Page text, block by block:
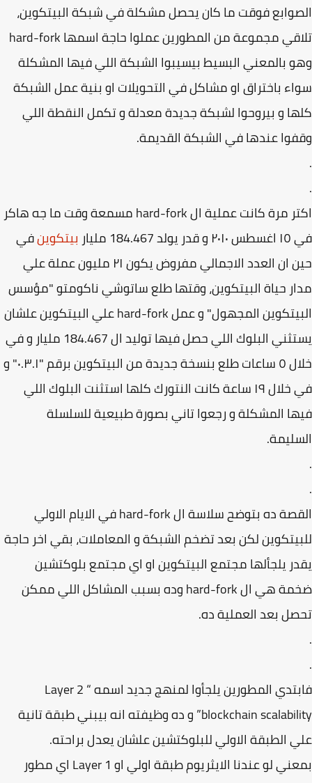
فوقت ما كان يحصل مشكلة في شبكة البيتكوين،
تلاقي مجموعة من المطورين عملوا حاجة اسمها hard-fork
بالمعني البسيط بيسيبوا الشبكة اللي فيها المشكلة
باختراق او مشاكل في التحويلات او بنية عمل الشبكة
و بيروحوا لشبكة جديدة معدلة و تكمل النقطة اللي
عندها في الشبكة القديمة.
اكتر مرة كانت عملية ال hard-fork مسمعة وقت ما جه هاكر
مليار
بيتكوينفي
حين ان العدد الاجمالي مفروض يكون ٢١ مليون عملة علي
حياة البيتكوين، وقتها طلع ساتوشي ناكومتو "مؤسس
البيتكوين المجهول" و عمل hard-fork علي البيتكوين علشان
يستثني البلوك اللي حصل فيها توليد ال 184.467 مليار و في
خلال ٥ ساعات طلع بنسخة جديدة من البيتكوين برقم "٠.٣.١" و
في خلال ١٩ ساعة كانت النتورك كلها استثنت البلوك اللي
المشكلة و رجعوا تاني بصورة طبيعية للسلسلة
القصة ده بتوضح سلاسة ال hard-fork في الايام الاولي
لكن بعد تضخم الشبكة و المعاملات، بقي اخر حاجة
يلجألها مجتمع البيتكوين او اي مجتمع بلوكتشين
ضخمة هي ال hard-fork وده بسبب المشاكل اللي ممكن
بعد العملية ده.
فابتدي المطورين يلجأوا لمنهج جديد اسمه “ Layer 2
blockchain scalability” و ده وظيفته انه بيبني طبقة تانية
الطبقة الاولي للبلوكتشين علشان يعدل براحته.
بمعني لو عندنا الايثريوم طبقة اولي او Layer 1 اي مطور